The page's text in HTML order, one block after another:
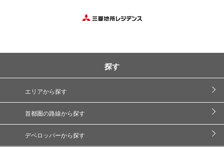
探す
エリアから探す
首都圏の路線から探す
デベロッパーから探す